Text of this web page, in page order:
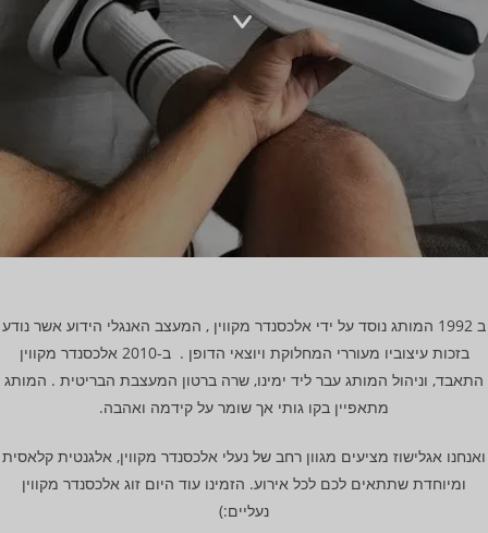
ב 1992 המותג נוסד על ידי אלכסנדר מקווין , המעצב האנגלי הידוע אשר נודע
בזכות עיצוביו מעוררי המחלוקת ויוצאי הדופן . ב-2010 אלכסנדר מקווין
התאבד, וניהול המותג עבר ליד ימינו, שרה ברטון המעצבת הבריטית . המותג
מתאפיין בקו גותי אך שומר על קידמה ואהבה.
ואנחנו אגלישוז מציעים מגוון רחב של נעלי אלכסנדר מקווין, אלגנטית קלאסית
ומיוחדת שתתאים לכם לכל אירוע. הזמינו עוד היום זוג אלכסנדר מקווין
נעליים:)